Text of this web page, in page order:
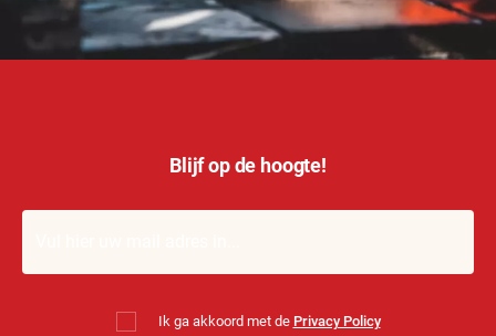
Blijf op de hoogte!
Ik ga akkoord met de Privacy Policy